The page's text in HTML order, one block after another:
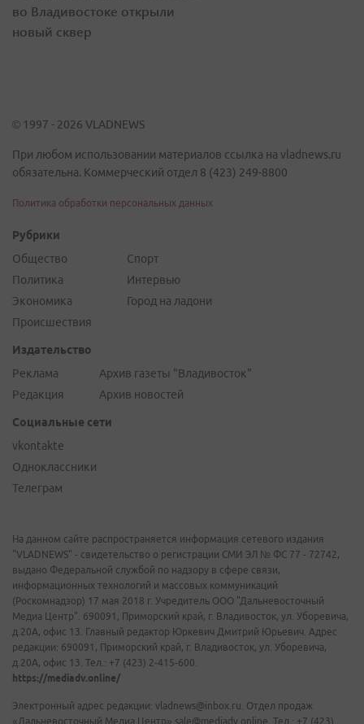
во Владивостоке открыли
новый сквер
© 1997 - 2026 VLADNEWS
При любом использовании материалов ссылка на vladnews.ru
обязательна. Коммерческий отдел 8 (423) 249-8800
Политика обработки персональных данных
Рубрики
Общество
Политика
Экономика
Происшествия
Спорт
Интервью
Город на ладони
Издательство
Реклама
Редакция
Архив газеты "Владивосток"
Архив новостей
Социальные сети
vkontakte
Одноклассники
Телеграм
На данном сайте распространяется информация сетевого издания
"VLADNEWS" - свидетельство о регистрации СМИ ЭЛ № ФС 77 - 72742,
выдано Федеральной службой по надзору в сфере связи,
информационных технологий и массовых коммуникаций
(Роскомнадзор) 17 мая 2018 г. Учредитель ООО "Дальневосточный
Медиа Центр". 690091, Приморский край, г. Владивосток, ул. Уборевича,
д.20А, офис 13. Главный редактор Юркевич Дмитрий Юрьевич. Адрес
редакции: 690091, Приморский край, г. Владивосток, ул. Уборевича,
д.20А, офис 13. Тел.: +7 (423) 2-415-600.
https://mediadv.online/
Электронный адрес редакции: vladnews@inbox.ru. Отдел продаж
«Дальневосточный Медиа Центр» sale@mediadv.online. Тел.: +7 (423)